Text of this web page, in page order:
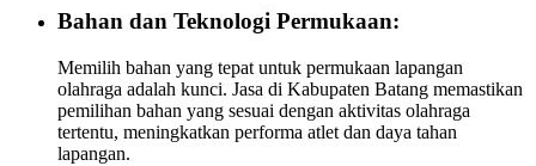
Bahan dan Teknologi Permukaan:
Memilih bahan yang tepat untuk permukaan lapangan
olahraga adalah kunci. Jasa di Kabupaten Batang memastikan
pemilihan bahan yang sesuai dengan aktivitas olahraga
tertentu, meningkatkan performa atlet dan daya tahan
lapangan.